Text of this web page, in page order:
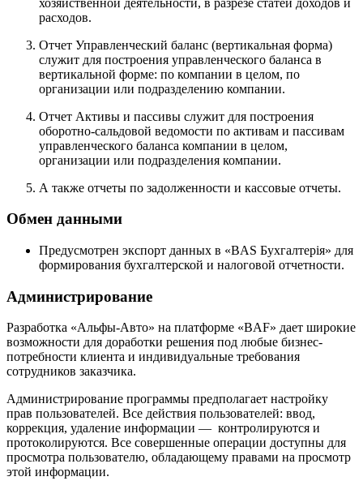
расходов.
Отчет Управленческий баланс (вертикальная форма)
служит для построения управленческого баланса в
вертикальной форме: по компании в целом, по
организации или подразделению компании.
Отчет Активы и пассивы служит для построения
оборотно-сальдовой ведомости по активам и пассивам
управленческого баланса компании в целом,
организации или подразделения компании.
А также отчеты по задолженности и кассовые отчеты.
Обмен данными
Предусмотрен экспорт данных в «BAS Бухгалтерія» для
формирования бухгалтерской и налоговой отчетности.
Администрирование
Разработка «Альфы-Авто» на платформе «BAF» дает широкие
возможности для доработки решения под любые бизнес-
потребности клиента и индивидуальные требования
сотрудников заказчика.
Администрирование программы предполагает настройку
прав пользователей. Все действия пользователей: ввод,
коррекция, удаление информации — контролируются и
протоколируются. Все совершенные операции доступны для
просмотра пользователю, обладающему правами на просмотр
этой информации.